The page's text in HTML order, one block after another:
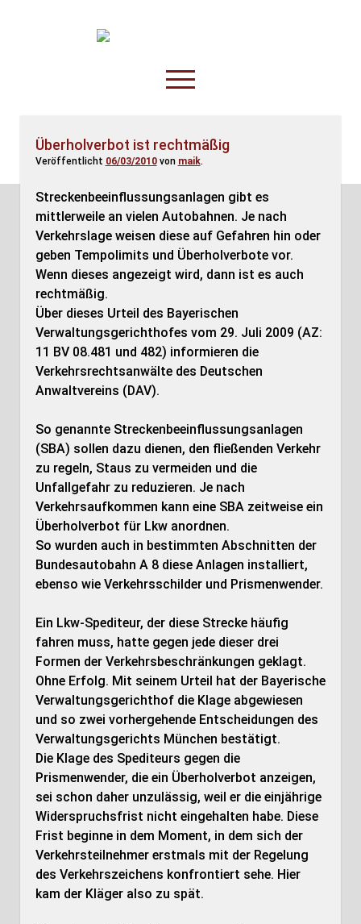
TruckOnline.de
open
menu
Anderswo
Spesenliste
Fahrer
Disposition
Überholverbot ist rechtmäßig
Veröffentlicht 06/03/2010von maik.
Streckenbeeinflussungsanlagen gibt es
mittlerweile an vielen Autobahnen. Je nach
Verkehrslage weisen diese auf Gefahren hin oder
geben Tempolimits und Überholverbote vor.
Wenn dieses angezeigt wird, dann ist es auch
rechtmäßig.
Über dieses Urteil des Bayerischen
Verwaltungsgerichthofes vom 29. Juli 2009 (AZ:
11 BV 08.481 und 482) informieren die
Verkehrsrechtsanwälte des Deutschen
Anwaltvereins (DAV).
So genannte Streckenbeeinflussungsanlagen
(SBA) sollen dazu dienen, den fließenden Verkehr
zu regeln, Staus zu vermeiden und die
Unfallgefahr zu reduzieren. Je nach
Verkehrsaufkommen kann eine SBA zeitweise ein
Überholverbot für Lkw anordnen.
So wurden auch in bestimmten Abschnitten der
Bundesautobahn A 8 diese Anlagen installiert,
ebenso wie Verkehrsschilder und Prismenwender.
Ein Lkw-Spediteur, der diese Strecke häufig
fahren muss, hatte gegen jede dieser drei
Formen der Verkehrsbeschränkungen geklagt.
Ohne Erfolg. Mit seinem Urteil hat der Bayerische
Verwaltungsgerichthof die Klage abgewiesen
und so zwei vorhergehende Entscheidungen des
Verwaltungsgerichts München bestätigt.
Die Klage des Spediteurs gegen die
Prismenwender, die ein Überholverbot anzeigen,
sei schon daher unzulässig, weil er die einjährige
Widerspruchsfrist nicht eingehalten habe. Diese
Frist beginne in dem Moment, in dem sich der
Verkehrsteilnehmer erstmals mit der Regelung
des Verkehrszeichens konfrontiert sehe. Hier
kam der Kläger also zu spät.